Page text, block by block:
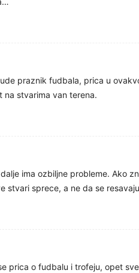
praznik fudbala, prica u
na stvarima van terena.
ima ozbiljne probleme. Ako
stvari sprece, a ne da se
prica o fudbalu i trofeju, opet